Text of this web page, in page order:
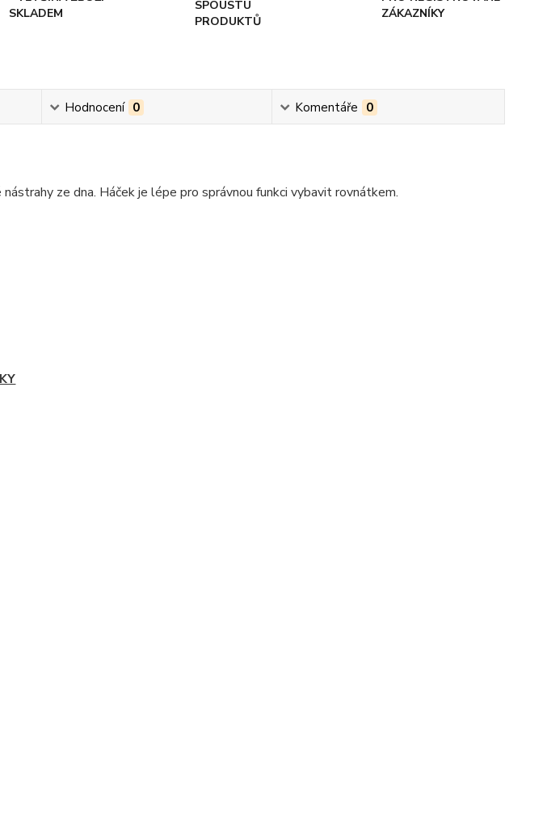
SKLADEM
SPOUSTU
PRODUKTŮ
ZÁKAZNÍKY
Hodnocení 0 Komentáře 0
ze dna. Háček je lépe pro správnou funkci vybavit rovnátkem.